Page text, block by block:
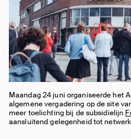
Maandag 24 juni organiseerde het
algemene vergadering op de site
meer toelichting bij de subsidielijn
aansluitend gelegenheid tot